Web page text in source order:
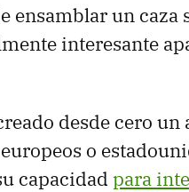
ensamblar un caza
interesante
desde cero
o
capacidad para